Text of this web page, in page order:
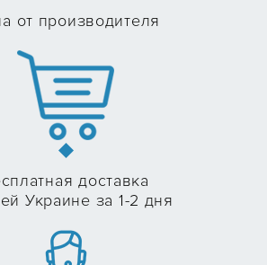
от производителя
доставка
Украине за 1-2 дня